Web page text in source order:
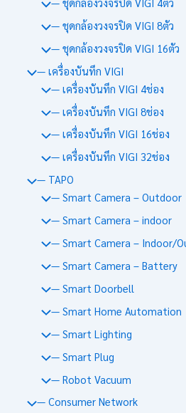
— ชุดกล้องวงจรปิด VIGI 8ตัว
— ชุดกล้องวงจรปิด VIGI 16ตัว
— เครื่องบันทึก VIGI
— เครื่องบันทึก VIGI 4ช่อง
— เครื่องบันทึก VIGI 8ช่อง
— เครื่องบันทึก VIGI 16ช่อง
— เครื่องบันทึก VIGI 32ช่อง
— TAPO
— Smart Camera – Outdoor
— Smart Camera – indoor
— Smart Camera – Indoor/
— Smart Camera – Battery
— Smart Doorbell
— Smart Home Automation
— Smart Lighting
— Smart Plug
— Robot Vacuum
— Consumer Network